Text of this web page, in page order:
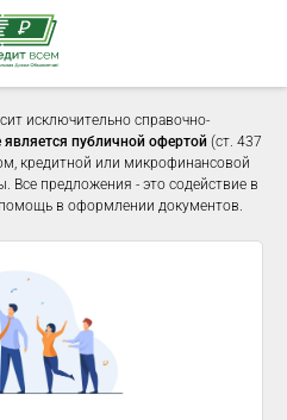
исключительно справочно-
является публичной офертой (ст. 437
кредитной или микрофинансовой
Все предложения - это содействие в
в оформлении документов.